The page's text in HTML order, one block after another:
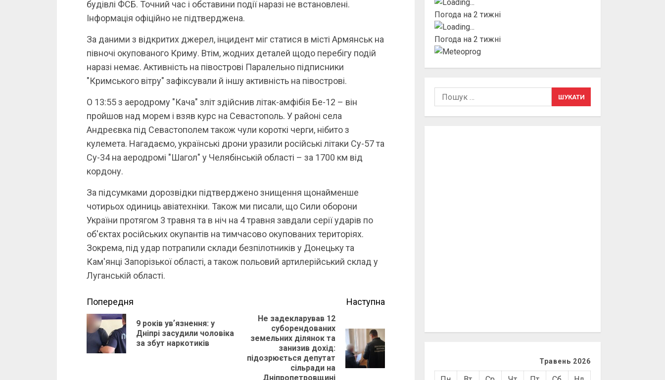
будівлі ФСБ. Точний час і обставини події наразі не встановлені.
Інформація офіційно не підтверджена.
За даними з відкритих джерел, інцидент міг статися в місті Армянськ на
півночі окупованого Криму. Втім, жодних деталей щодо перебігу подій
наразі немає. Активність на півострові Паралельно підписники
"Кримського вітру" зафіксували й іншу активність на півострові.
О 13:55 з аеродрому "Кача" зліт здійснив літак-амфібія Бе-12 – він
пройшов над морем і взяв курс на Севастополь. У районі села
Андреєвка під Севастополем також чули короткі черги, нібито з
кулемета. Нагадаємо, українські дрони уразили російські літаки Су-57 та
Су-34 на аеродромі "Шагол" у Челябінській області – за 1700 км від
кордону.
За підсумками дорозвідки підтверджено знищення щонайменше
чотирьох одиниць авіатехніки. Також ми писали, що Сили оборони
України протягом 3 травня та в ніч на 4 травня завдали серії ударів по
об'єктах російських окупантів на тимчасово окупованих територіях.
Зокрема, під удар потрапили склади безпілотників у Донецьку та
Кам'янці Запорізької області, а також польовий артилерійський склад у
Луганській області.
Continue
Reading
Попередня
post:
9 років увʼязнення: у
Дніпрі засудили чоловіка
за збут наркотиків
Наступна
post:
Не задекларував 12
суборендованих
земельних ділянок та
занизив дохід:
підозрюється депутат
сільради на
Дніпропетровщині
Погода на 2 тижні
Погода на 2 тижні
Пошук:
Травень 2026